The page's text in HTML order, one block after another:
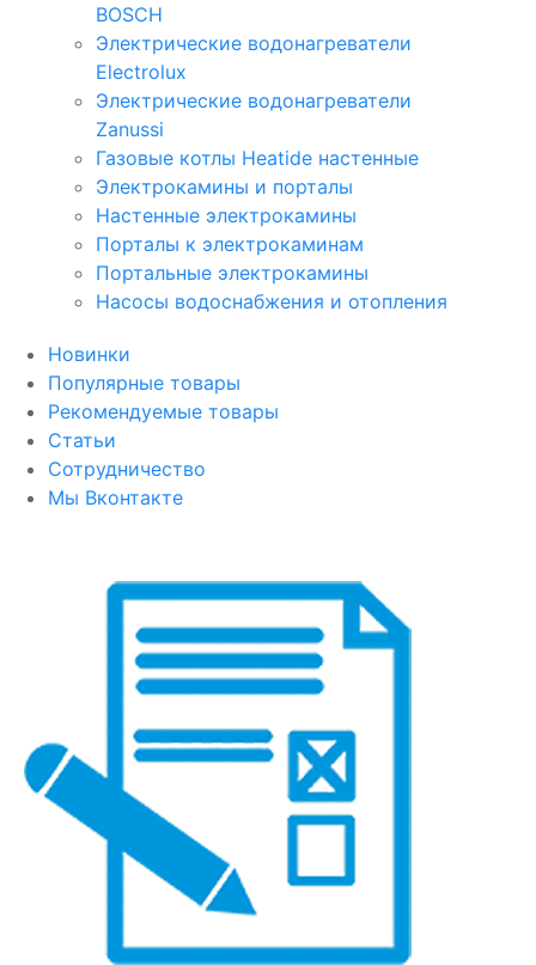
BOSCH
Электрические водонагреватели
Electrolux
Электрические водонагреватели
Zanussi
Газовые котлы Heatide настенные
Электрокамины и порталы
Настенные электрокамины
Порталы к электрокаминам
Портальные электрокамины
Насосы водоснабжения и отопления
Новинки
Популярные товары
Рекомендуемые товары
Статьи
Сотрудничество
Мы Вконтакте